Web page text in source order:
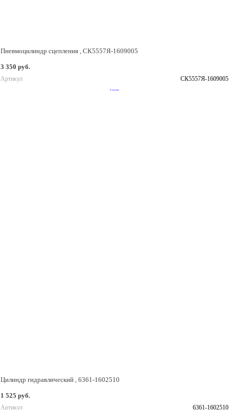
Пневмоцилиндр сцепления , СК5557Я-1609005
3 350 руб.
Артикул СК5557Я-1609005
В корзину
Цилиндр гидравлический , 6361-1602510
1 525 руб.
Артикул 6361-1602510